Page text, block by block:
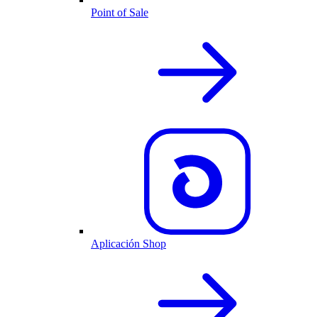
Point of Sale
Aplicación Shop